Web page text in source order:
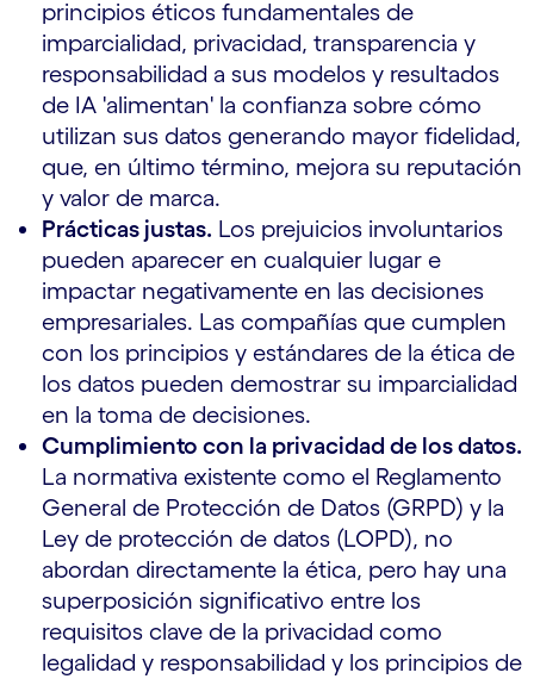
principios éticos fundamentales de
imparcialidad, privacidad, transparencia y
responsabilidad a sus modelos y resultados
de IA 'alimentan' la confianza sobre cómo
utilizan sus datos generando mayor fidelidad,
que, en último término, mejora su reputación
y valor de marca.
Prácticas justas. Los prejuicios involuntarios
pueden aparecer en cualquier lugar e
impactar negativamente en las decisiones
empresariales. Las compañías que cumplen
con los principios y estándares de la ética de
los datos pueden demostrar su imparcialidad
en la toma de decisiones.
Cumplimiento con la privacidad de los datos.
La normativa existente como el Reglamento
General de Protección de Datos (GRPD) y la
Ley de protección de datos (LOPD), no
abordan directamente la ética, pero hay una
superposición significativo entre los
requisitos clave de la privacidad como
legalidad y responsabilidad y los principios de